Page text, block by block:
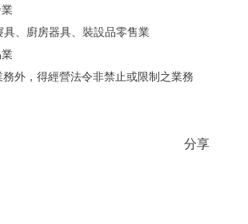
、廚房器具、裝設品零售業
外，得經營法令非禁止或限制之業務
分享